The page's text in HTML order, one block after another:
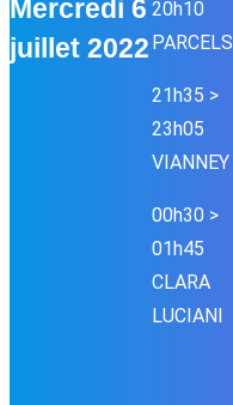
Mercredi 6
juillet 2022
20h10
PARCELS
21h35 >
23h05
VIANNEY
00h30 >
01h45
CLARA
LUCIANI